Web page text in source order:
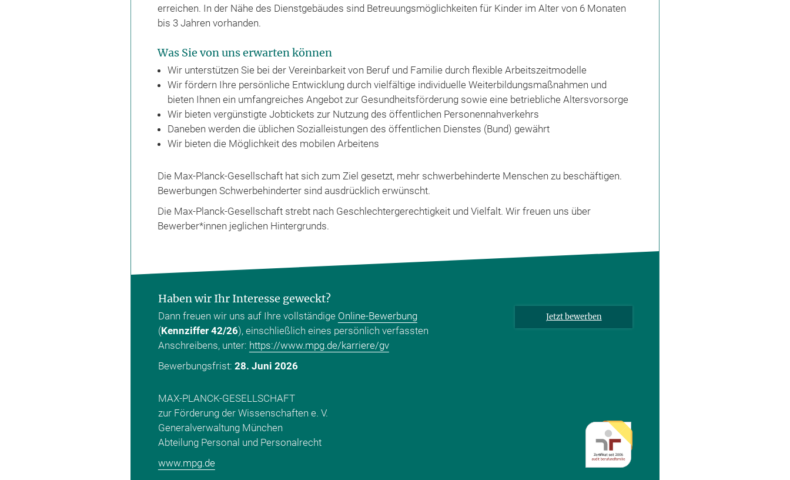
erreichen. In der Nähe des Dienstgebäudes sind Betreuungsmöglichkeiten für Kinder im Alter von 6 Monaten
bis 3 Jahren vorhanden.
Was Sie von uns erwarten können
Wir unterstützen Sie bei der Vereinbarkeit von Beruf und Familie durch flexible Arbeitszeitmodelle
Wir fördern Ihre persönliche Entwicklung durch vielfältige individuelle Weiterbildungsmaßnahmen und
bieten Ihnen ein umfangreiches Angebot zur Gesundheitsförderung sowie eine betriebliche Altersvorsorge
Wir bieten vergünstigte Jobtickets zur Nutzung des öffentlichen Personennahverkehrs
Daneben werden die üblichen Sozialleistungen des öffentlichen Dienstes (Bund) gewährt
Wir bieten die Möglichkeit des mobilen Arbeitens
Die Max-Planck-Gesellschaft hat sich zum Ziel gesetzt, mehr schwerbehinderte Menschen zu beschäftigen.
Bewerbungen Schwerbehinderter sind ausdrücklich erwünscht.
Die Max-Planck-Gesellschaft strebt nach Geschlechter­gerechtigkeit und Vielfalt. Wir freuen uns über
Bewerber*innen jeglichen Hintergrunds.
Haben wir Ihr Interesse geweckt?
Dann freuen wir uns auf Ihre vollständige Online-Bewerbung
(Kennziffer 42/26), einschließlich eines persönlich verfassten
Anschreibens, unter: https://www.mpg.de/karriere/gv
Bewerbungsfrist: 28. Juni 2026
Jetzt bewerben
MAX-PLANCK-GESELLSCHAFT
zur Förderung der Wissenschaften e. V.
Generalverwaltung München
Abteilung Personal und Personalrecht
www.mpg.de